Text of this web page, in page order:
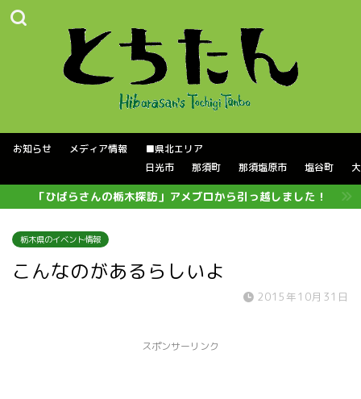
お知らせ メディア情報
■県北エリア
日光市
那須町 那須塩原市 塩谷町
「ひばらさんの栃木探訪」アメブロから引っ越しました！
栃木県のイベント情報
こんなのがあるらしいよ
2015年10月31日
スポンサーリンク